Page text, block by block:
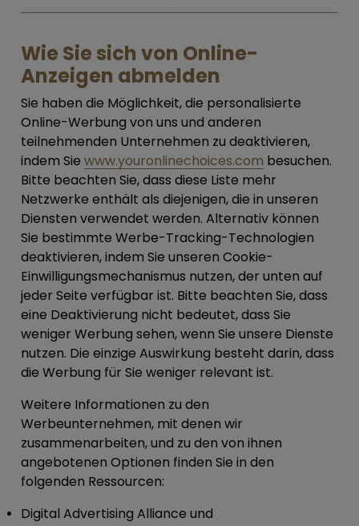
Wie Sie sich von Online-
Anzeigen abmelden
Sie haben die Möglichkeit, die personalisierte
Online-Werbung von uns und anderen
teilnehmenden Unternehmen zu deaktivieren,
indem Sie www.youronlinechoices.com besuchen.
Bitte beachten Sie, dass diese Liste mehr
Netzwerke enthält als diejenigen, die in unseren
Diensten verwendet werden. Alternativ können
Sie bestimmte Werbe-Tracking-Technologien
deaktivieren, indem Sie unseren Cookie-
Einwilligungsmechanismus nutzen, der unten auf
jeder Seite verfügbar ist. Bitte beachten Sie, dass
eine Deaktivierung nicht bedeutet, dass Sie
weniger Werbung sehen, wenn Sie unsere Dienste
nutzen. Die einzige Auswirkung besteht darin, dass
die Werbung für Sie weniger relevant ist.
Weitere Informationen zu den
Werbeunternehmen, mit denen wir
zusammenarbeiten, und zu den von ihnen
angebotenen Optionen finden Sie in den
folgenden Ressourcen:
Digital Advertising Alliance und